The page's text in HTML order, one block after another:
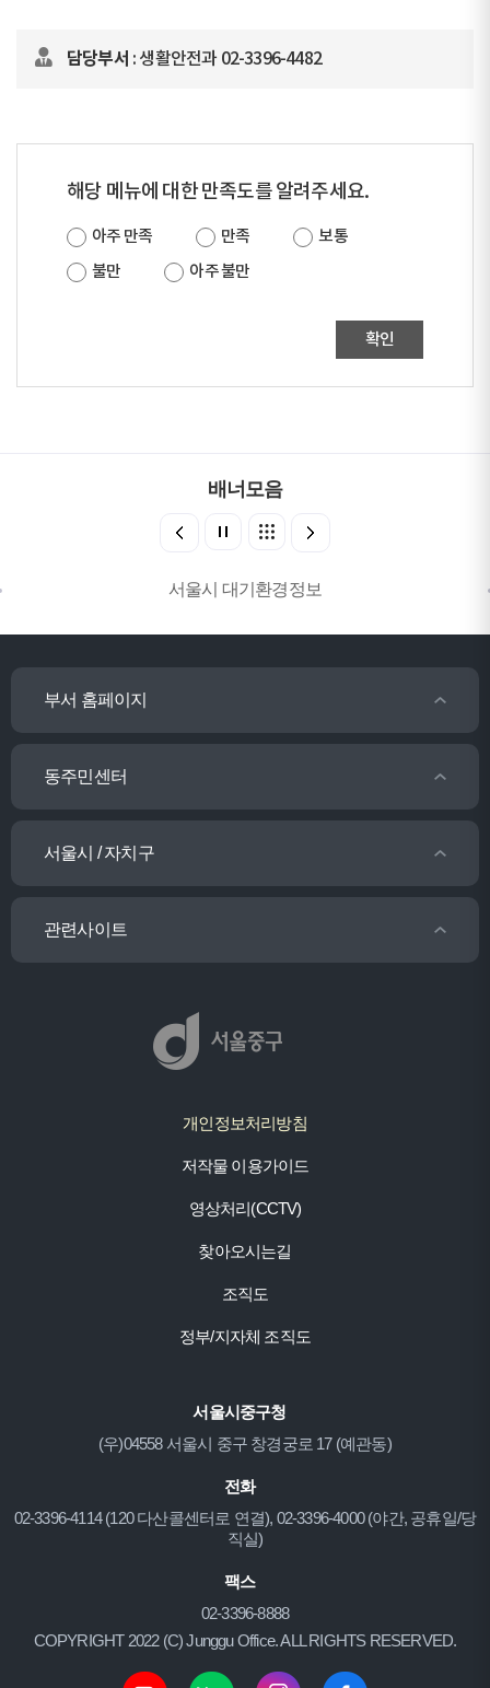
담당부서 : 생활안전과 02-3396-4482
해당 메뉴에 대한 만족도를 알려주세요.
아주 만족 만족
보통
불만
아주 불만
확인
배너모음
서울시 대기환경정보
부서 홈페이지
동주민센터
서울시 / 자치구
관련사이트
개인정보처리방침
저작물 이용가이드
영상처리(CCTV)
찾아오시는길
조직도
정부/지자체 조직도
서울시중구청
(우)04558 서울시 중구 창경궁로 17 (예관동)
전화
02-3396-4114 (120 다산콜센터로 연결), 02-3396-4000 (야간, 공휴일/당
직실)
팩스
02-3396-8888
COPYRIGHT 2022 (C) Junggu Office. ALL RIGHTS RESERVED.